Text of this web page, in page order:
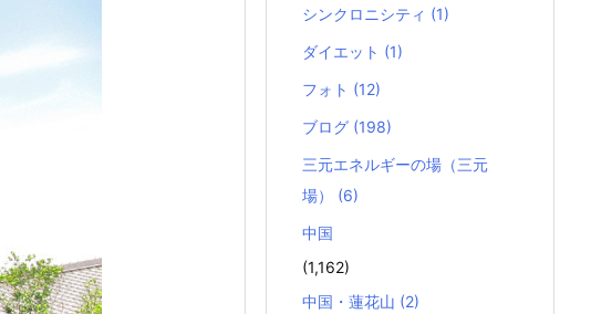
シンクロニシティ (1)
ダイエット (1)
フォト (12)
ブログ (198)
三元エネルギーの場（三元
場） (6)
中国
(1,162)
中国・蓮花山 (2)